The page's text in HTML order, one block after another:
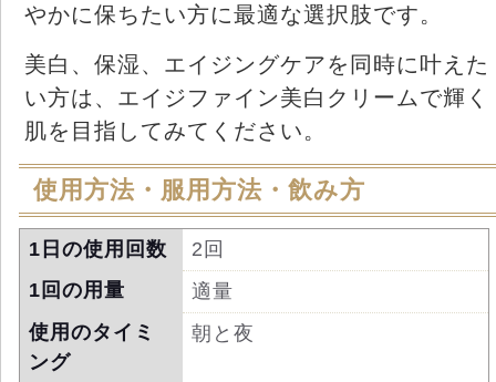
やかに保ちたい方に最適な選択肢です。
美白、保湿、エイジングケアを同時に叶えた
い方は、エイジファイン美白クリームで輝く
肌を目指してみてください。
使用方法・服用方法・飲み方
1日の使用回数
2回
1回の用量
適量
使用のタイミ
ング
朝と夜